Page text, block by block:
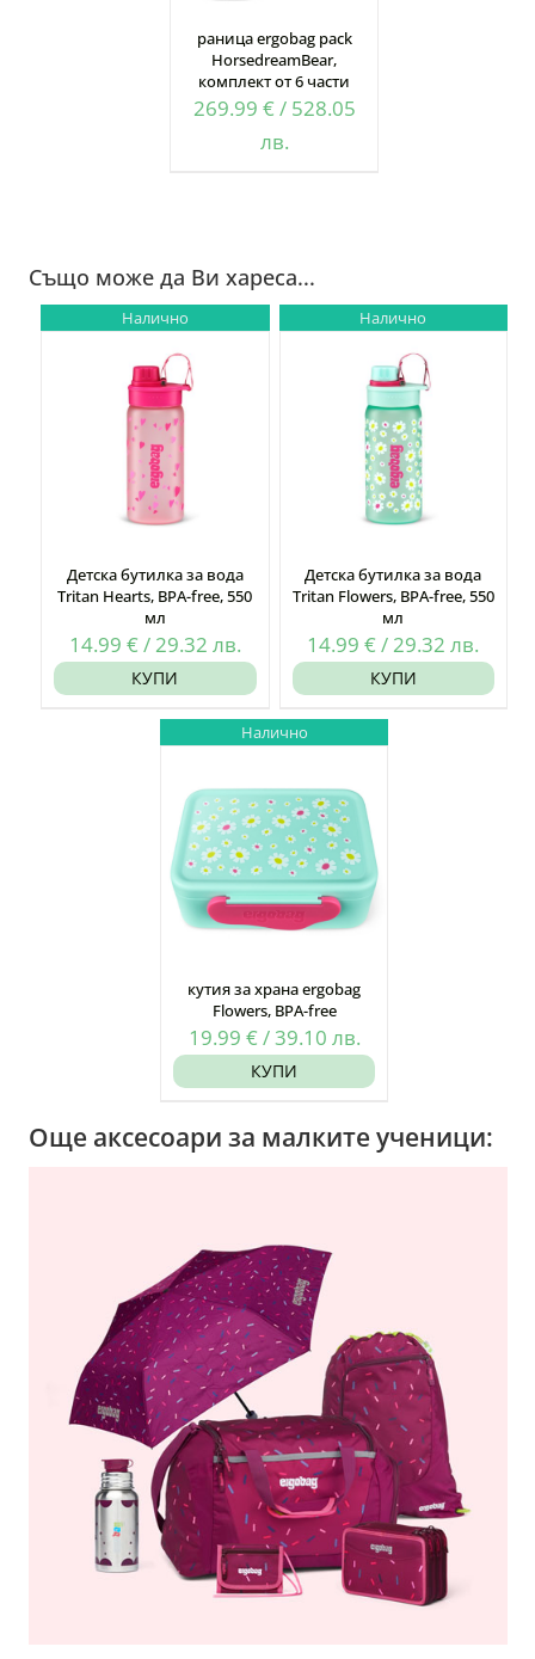
раница ergobag pack
HorsedreamBear,
комплект от 6 части
269.99 € / 528.05
лв.
Също може да Ви хареса...
Налично
Детска бутилка за вода
Tritan Hearts, BPA-free, 550
мл
14.99 € / 29.32 лв.
КУПИ
Налично
Детска бутилка за вода
Tritan Flowers, BPA-free, 550
мл
14.99€ / 29.32 лв.
КУПИ
Налично
кутия за храна ergobag
Flowers, BPA-free
19.99 € /39.10 лв.
КУПИ
Още аксесоари за малките ученици: